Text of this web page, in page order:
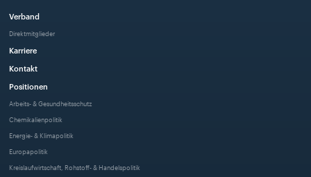
Verband
Direktmitglieder
Karriere
Kontakt
Positionen
Arbeits- & Gesundheitsschutz
Chemikalienpolitik
Energie- & Klimapolitik
Europapolitik
Kreislaufwirtschaft, Rohstoff- & Handelspolitik